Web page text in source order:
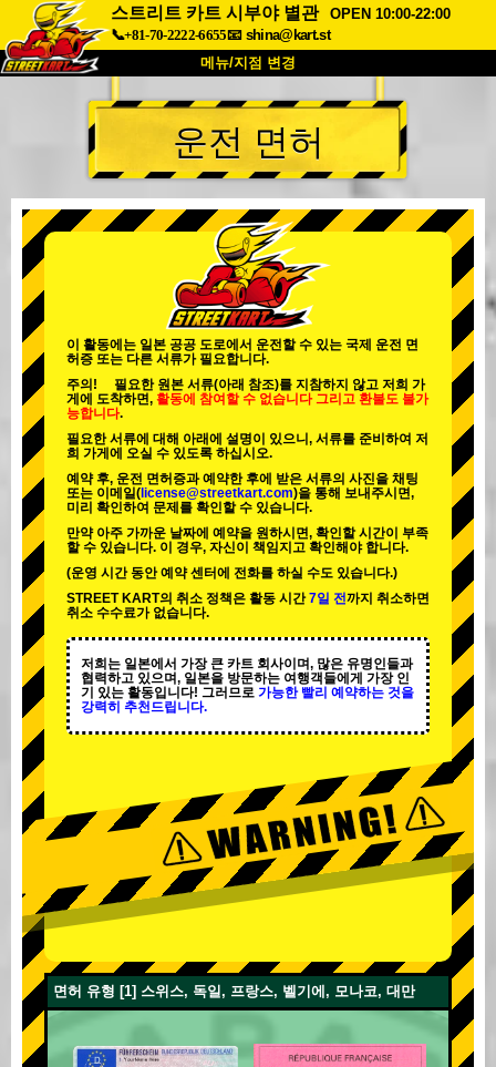
스트리트 카트 시부야 별관
OPEN 10:00-22:00
📞+81-70-2222-6655📧 shina@kart.st
메뉴/지점 변경
최상단
소개 사양 가격
회사 정보 예약
지점 변경
도쿄 시나가와 #1
도쿄 아키하바라#2 도쿄 시부야
도쿄 시부야 애넥스
도쿄 아사쿠사 오사카
오키나와
운전 면허
이 활동에는 일본 공공 도로에서 운전할 수 있는 국제 운전 면
허증 또는 다른 서류가 필요합니다.
주의! 필요한 원본 서류(아래 참조)를 지참하지 않고 저희 가
게에 도착하면, 활동에 참여할 수 없습니다 그리고 환불도 불가
능합니다.
필요한 서류에 대해 아래에 설명이 있으니, 서류를 준비하여 저
희 가게에 오실 수 있도록 하십시오.
예약 후, 운전 면허증과 예약한 후에 받은 서류의 사진을 채팅
또는 이메일( license@streetkart.com)을 통해 보내주시면,
미리 확인하여 문제를 확인할 수 있습니다.
만약 아주 가까운 날짜에 예약을 원하시면, 확인할 시간이 부족
할 수 있습니다. 이 경우, 자신이 책임지고 확인해야 합니다.
(운영 시간 동안 예약 센터에 전화를 하실 수도 있습니다.)
STREET KART의 취소 정책은 활동 시간7일 전까지 취소하면
취소 수수료가 없습니다.
저희는 일본에서 가장 큰 카트 회사이며, 많은 유명인들과
협력하고 있으며, 일본을 방문하는 여행객들에게 가장 인
기 있는 활동입니다! 그러므로 가능한 빨리 예약하는 것을
강력히 추천드립니다.
면허 유형 [1] 스위스, 독일, 프랑스, 벨기에, 모나코, 대만